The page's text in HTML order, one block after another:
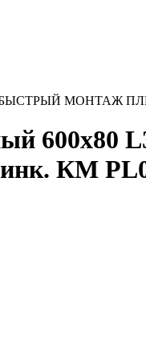
"БЫСТРЫЙ МОНТАЖ
КМ